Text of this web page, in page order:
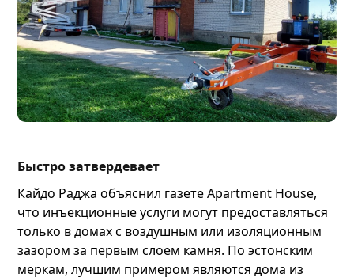
Быстро затвердевает
Кайдо Раджа объяснил газете Apartment House,
что инъекционные услуги могут предоставляться
только в домах с воздушным или изоляционным
зазором за первым слоем камня. По эстонским
меркам, лучшим примером являются дома из